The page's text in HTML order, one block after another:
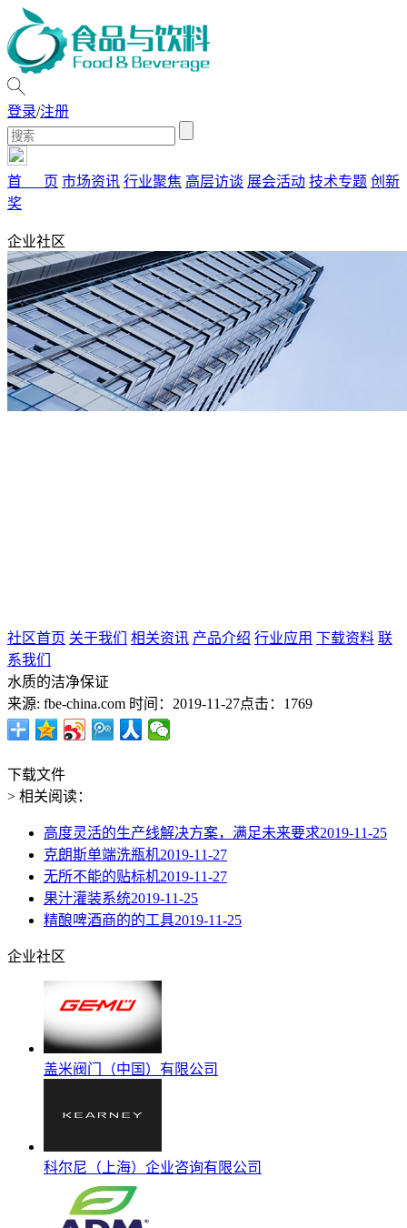
登录/注册
首 页 市场资讯 行业聚焦 高层访谈 展会活动 技术专题 创新
奖
企业社区
社区首页 关于我们 相关资讯 产品介绍 行业应用 下载资料 联
系我们
水质的洁净保证
来源: fbe-china.com 时间：2019-11-27点击：1769
下载文件
> 相关阅读：
高度灵活的生产线解决方案，满足未来要求2019-11-25
克朗斯单端洗瓶机2019-11-27
无所不能的贴标机2019-11-27
果汁灌装系统2019-11-25
精酿啤酒商的的工具2019-11-25
企业社区
盖米阀门（中国）有限公司
科尔尼（上海）企业咨询有限公司